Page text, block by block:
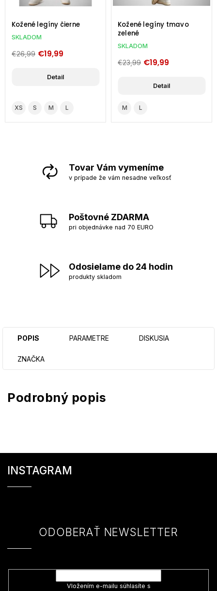
Kožené legíny čierne
SKLADOM
€26,99 €19,99
Detail
XS S M L
Kožené legíny tmavo
zelené
SKLADOM
€23,99 €19,99
Detail
M L
Tovar Vám vymeníme
v prípade že vám nesadne veľkosť
Poštovné ZDARMA
pri objednávke nad 70 EURO
Odosielame do 24 hodin
produkty skladom
POPIS PARAMETRE DISKUSIA
ZNAČKA
Podrobný popis
INSTAGRAM
ODOBERAŤ NEWSLETTER
Vložením e-mailu súhlasíte s